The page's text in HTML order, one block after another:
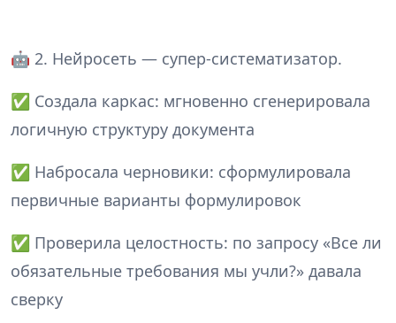
🤖 2. Нейросеть — супер-систематизатор.
✅ Создала каркас: мгновенно сгенерировала
логичную структуру документа
✅ Набросала черновики: сформулировала
первичные варианты формулировок
✅ Проверила целостность: по запросу «Все ли
обязательные требования мы учли?» давала
сверку